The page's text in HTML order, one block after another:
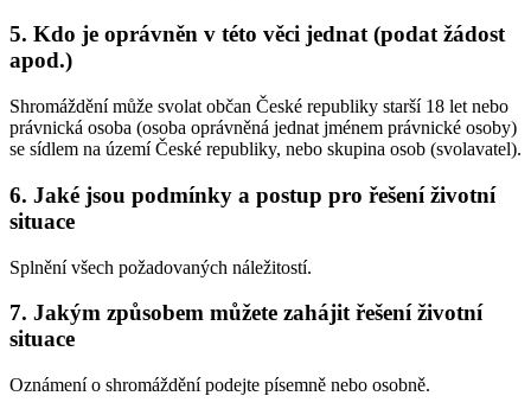
5. Kdo je oprávněn v této věci jednat (podat žádost
apod.)
Shromáždění může svolat občan České republiky starší 18 let nebo
právnická osoba (osoba oprávněná jednat jménem právnické osoby)
se sídlem na území České republiky, nebo skupina osob (svolavatel).
6. Jaké jsou podmínky a postup pro řešení životní
situace
Splnění všech požadovaných náležitostí.
7. Jakým způsobem můžete zahájit řešení životní
situace
Oznámení o shromáždění podejte písemně nebo osobně.